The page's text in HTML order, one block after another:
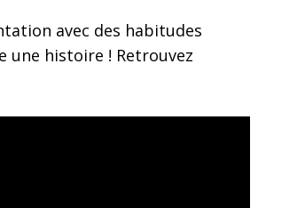
avec des habitudes
une histoire ! Retrouvez